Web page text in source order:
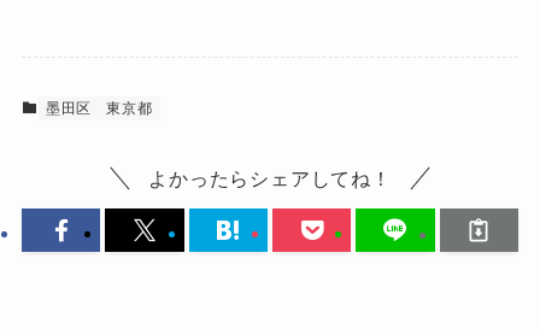
墨田区 東京都
よかったらシェアしてね！